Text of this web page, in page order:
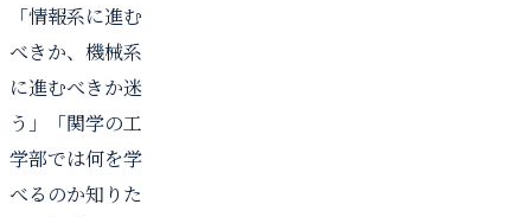
「情報系に進む
べきか、機械系
に進むべきか迷
う」「関学の工
学部では何を学
べるのか知りた